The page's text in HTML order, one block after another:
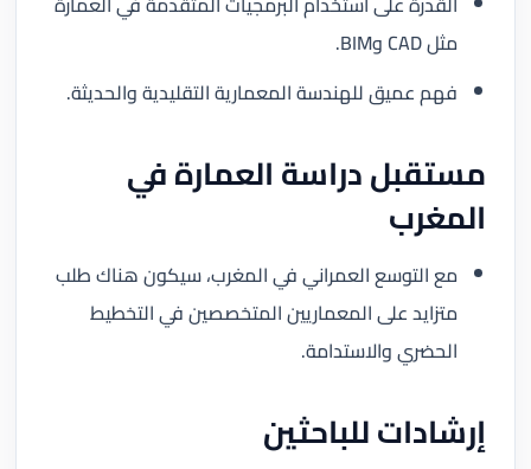
مثل CAD وBIM.
فهم عميق للهندسة المعمارية التقليدية والحديثة.
مستقبل دراسة العمارة في
المغرب
مع التوسع العمراني في المغرب، سيكون هناك طلب
متزايد على المعماريين المتخصصين في التخطيط
الحضري والاستدامة.
إرشادات للباحثين